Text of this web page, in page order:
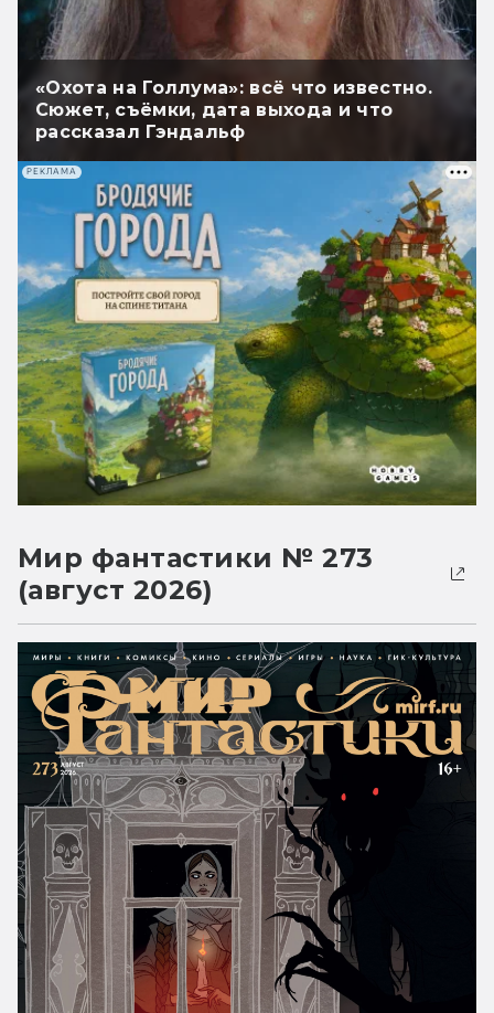
«Охота на Голлума»: всё что известно.
Сюжет, съёмки, дата выхода и что
рассказал Гэндальф
РЕКЛАМА
Мир фантастики № 273
(август 2026)